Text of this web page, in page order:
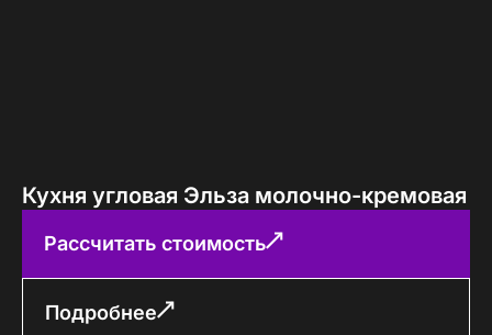
Кухня угловая Эльза молочно-кремовая
Рассчитать стоимость
Подробнее